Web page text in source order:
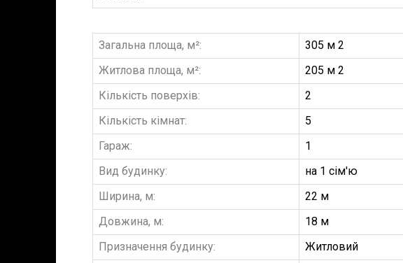
Загальна площа, м²:
305 м 2
Житлова площа, м²:
205 м 2
Кількість поверхів:
2
Кількість кімнат:
5
Гараж:
1
Вид будинку:
на 1 сім'ю
Ширина, м:
22 м
Довжина, м:
18 м
Призначення будинку:
Житловий